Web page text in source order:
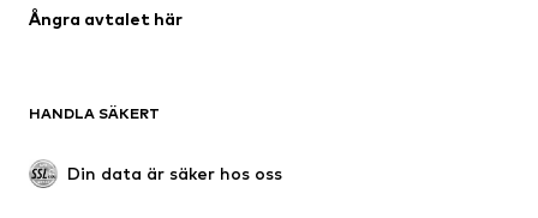
Upcycling
Nytt
Boots & stövlar
Lågskor
Ångra avtalet här
HANDLA SÄKERT
Din data är säker hos oss